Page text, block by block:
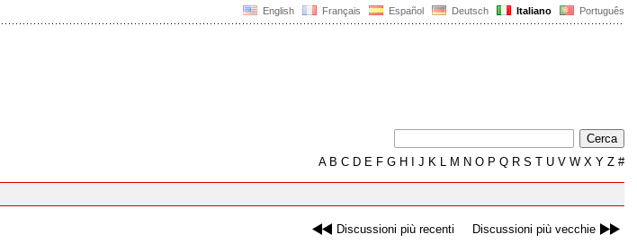
English Français Español Deutsch Italiano Português
AB C D E F G H J K L M N O P Q R S T U V W X Y Z #
Discussioni più recenti Discussioni più vecchie